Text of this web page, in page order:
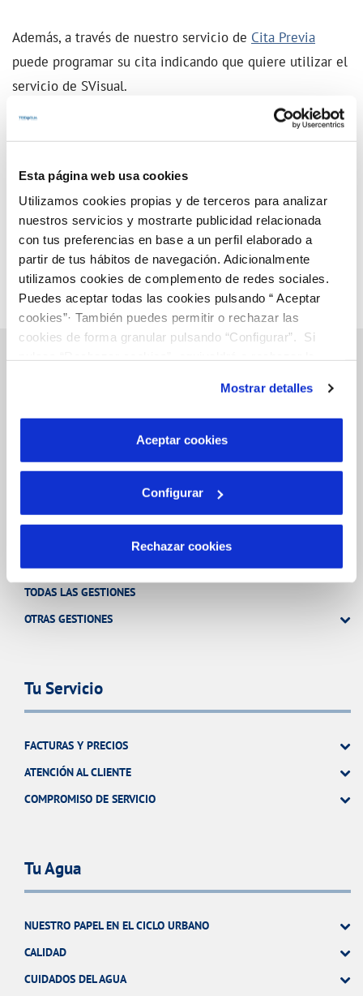
Esta página web usa cookies
Utilizamos cookies propias y de terceros para analizar
nuestros servicios y mostrarte publicidad relacionada
con tus preferencias en base a un perfil elaborado a
partir de tus hábitos de navegación. Adicionalmente
utilizamos cookies de complemento de redes sociales.
Puedes aceptar todas las cookies pulsando “ Aceptar
cookies”· También puedes permitir o rechazar las
cookies de forma granular pulsando “Configurar”. Si
son indispensables para que el sitio web funcione y que
por tanto no se pueden desactivar. Puedes consultar
más información en nuestraPolítica de Cookies
Mostrar detalles
Aceptar cookies
Configurar
Rechazar cookies
Además, a través de nuestro servicio de Cita Previa
puede programar su cita indicando que quiere utilizar el
servicio de SVisual.
FACTURAS, PAGOS Y CONSUMOS
MODIFICACIÓN DE DATOS
TODAS LAS GESTIONES
OTRAS GESTIONES
Tu Servicio
FACTURAS Y PRECIOS
ATENCIÓN AL CLIENTE
COMPROMISO DE SERVICIO
Tu Agua
NUESTRO PAPEL EN EL CICLO URBANO
CALIDAD
CUIDADOS DEL AGUA